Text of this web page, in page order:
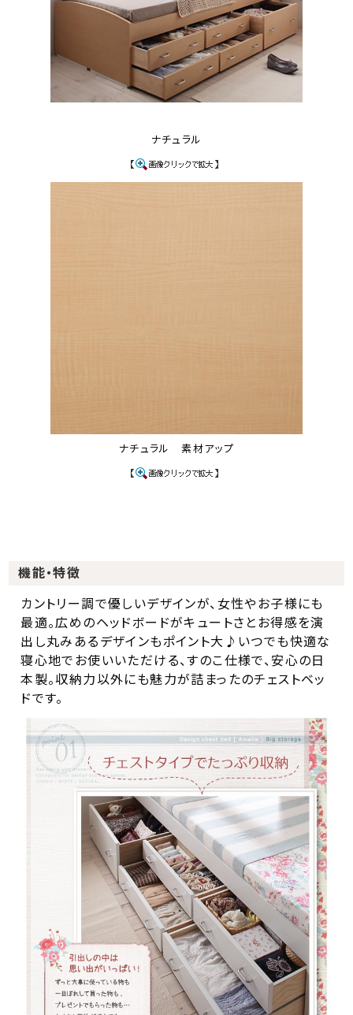
ナチュラル
ナチュラル 素材アップ
機能・特徴
カントリー調で優しいデザインが、女性やお子様にも
最適。広めのヘッドボードがキュートさとお得感を演
出し丸みあるデザインもポイント大♪いつでも快適な
寝心地でお使いいただける、すのこ仕様で、安心の日
本製。収納力以外にも魅力が詰まったのチェストベッ
ドです。